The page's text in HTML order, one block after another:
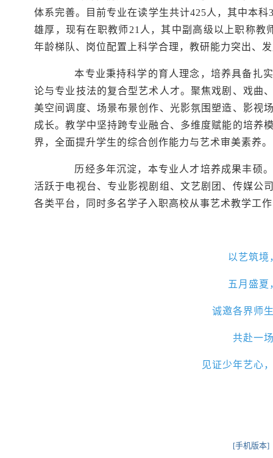
体系完善。目前专业在读学生共计425人，其中本
雄厚，现有在职教师21人，其中副高级以上职称
年龄梯队、岗位配置上科学合理，教研能力突出、
本专业秉持科学的育人理念，培养具备扎实
论与专业技法的复合型艺术人才。聚焦戏剧、戏曲
美空间调度、场景布景创作、光影氛围塑造、影视
成长。教学中坚持跨专业融合、多维度赋能的培养
界，全面提升学生的综合创作能力与艺术审美素养。
历经多年沉淀，本专业人才培养成果丰硕。
活跃于电视台、专业影视剧组、文艺剧团、传媒公
各类平台，同时多名学子入职高校从事艺术教学工
以艺筑境
五月盛夏
诚邀各界师
共赴一
见证少年艺心
[手机版本]